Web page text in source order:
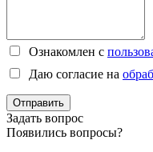
Ознакомлен с
Даю согласие на
Отправить
Задать вопрос
Появились вопросы?